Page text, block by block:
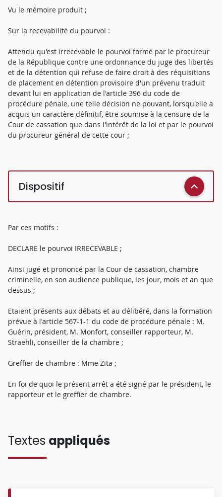
Vu le mémoire produit ;
Sur la recevabilité du pourvoi :
Attendu qu'est irrecevable le pourvoi formé par le procureur
de la République contre une ordonnance du juge des libertés
et de la détention qui refuse de faire droit à des réquisitions
de placement en détention provisoire d'un prévenu traduit
devant lui en application de l'article 396 du code de
procédure pénale, une telle décision ne pouvant, lorsqu'elle a
acquis un caractère définitif, être soumise à la censure de la
Cour de cassation que dans l'intérêt de la loi et par le pourvoi
du procureur général de cette cour ;
Dispositif
Par ces motifs :
DECLARE le pourvoi IRRECEVABLE ;
Ainsi jugé et prononcé par la Cour de cassation, chambre
criminelle, en son audience publique, les jour, mois et an que
dessus ;
Etaient présents aux débats et au délibéré, dans la formation
prévue à l'article 567-1-1 du code de procédure pénale : M.
Guérin, président, M. Monfort, conseiller rapporteur, M.
Straehli, conseiller de la chambre ;
Greffier de chambre : Mme Zita ;
En foi de quoi le présent arrêt a été signé par le président, le
rapporteur et le greffier de chambre.
Textes appliqués